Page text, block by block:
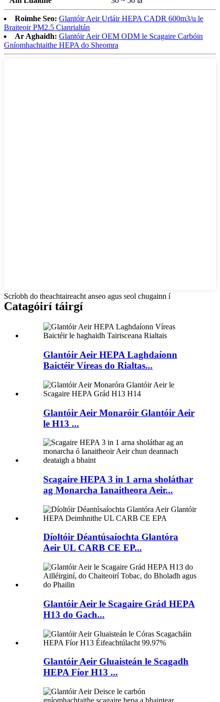
Roimhe Seo: Glantóir Aeir Urláir HEPA CADR 600m3/u le
Braiteoir PM2.5 Cianrialtán
Ar Aghaidh: Glantóir Aeir OEM ODM le Scagaire Carbóin
Gníomhachtaithe HEPA do Sheomra
Scríobh do theachtaireacht anseo agus seol chugainn í
Catagóirí táirgí
Glantóir Aeir HEPA Laghdaíonn
Baictéir Víreas do Rialtas...
Glantóir Aeir Monaróir Glantóir Aeir
le H13 ...
Scagaire HEPA 3 in 1 arna sholáthar
ag Monarcha Ianaitheora Aeir...
Díoltóir Déantúsaíochta Glantóra
Aeir UL CARB CE EP...
Glantóir Aeir le Scagaire Grád HEPA
H13 do Gach...
Glantóir Aeir Gluaisteán le Scagadh
HEPA Fíor H13 ...